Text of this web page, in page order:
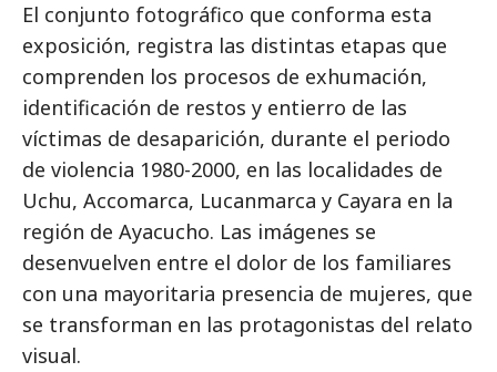
El conjunto fotográfico que conforma esta
exposición, registra las distintas etapas que
comprenden los procesos de exhumación,
identificación de restos y entierro de las
víctimas de desaparición, durante el periodo
de violencia 1980-2000, en las localidades de
Uchu, Accomarca, Lucanmarca y Cayara en la
región de Ayacucho. Las imágenes se
desenvuelven entre el dolor de los familiares
con una mayoritaria presencia de mujeres, que
se transforman en las protagonistas del relato
visual.